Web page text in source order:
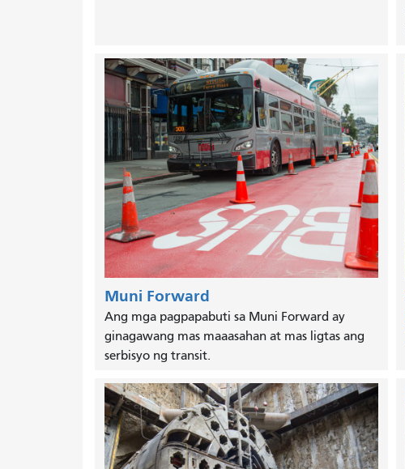
Muni Forward
Ang mga pagpapabuti sa Muni Forward ay
ginagawang mas maaasahan at mas ligtas ang
serbisyo ng transit.